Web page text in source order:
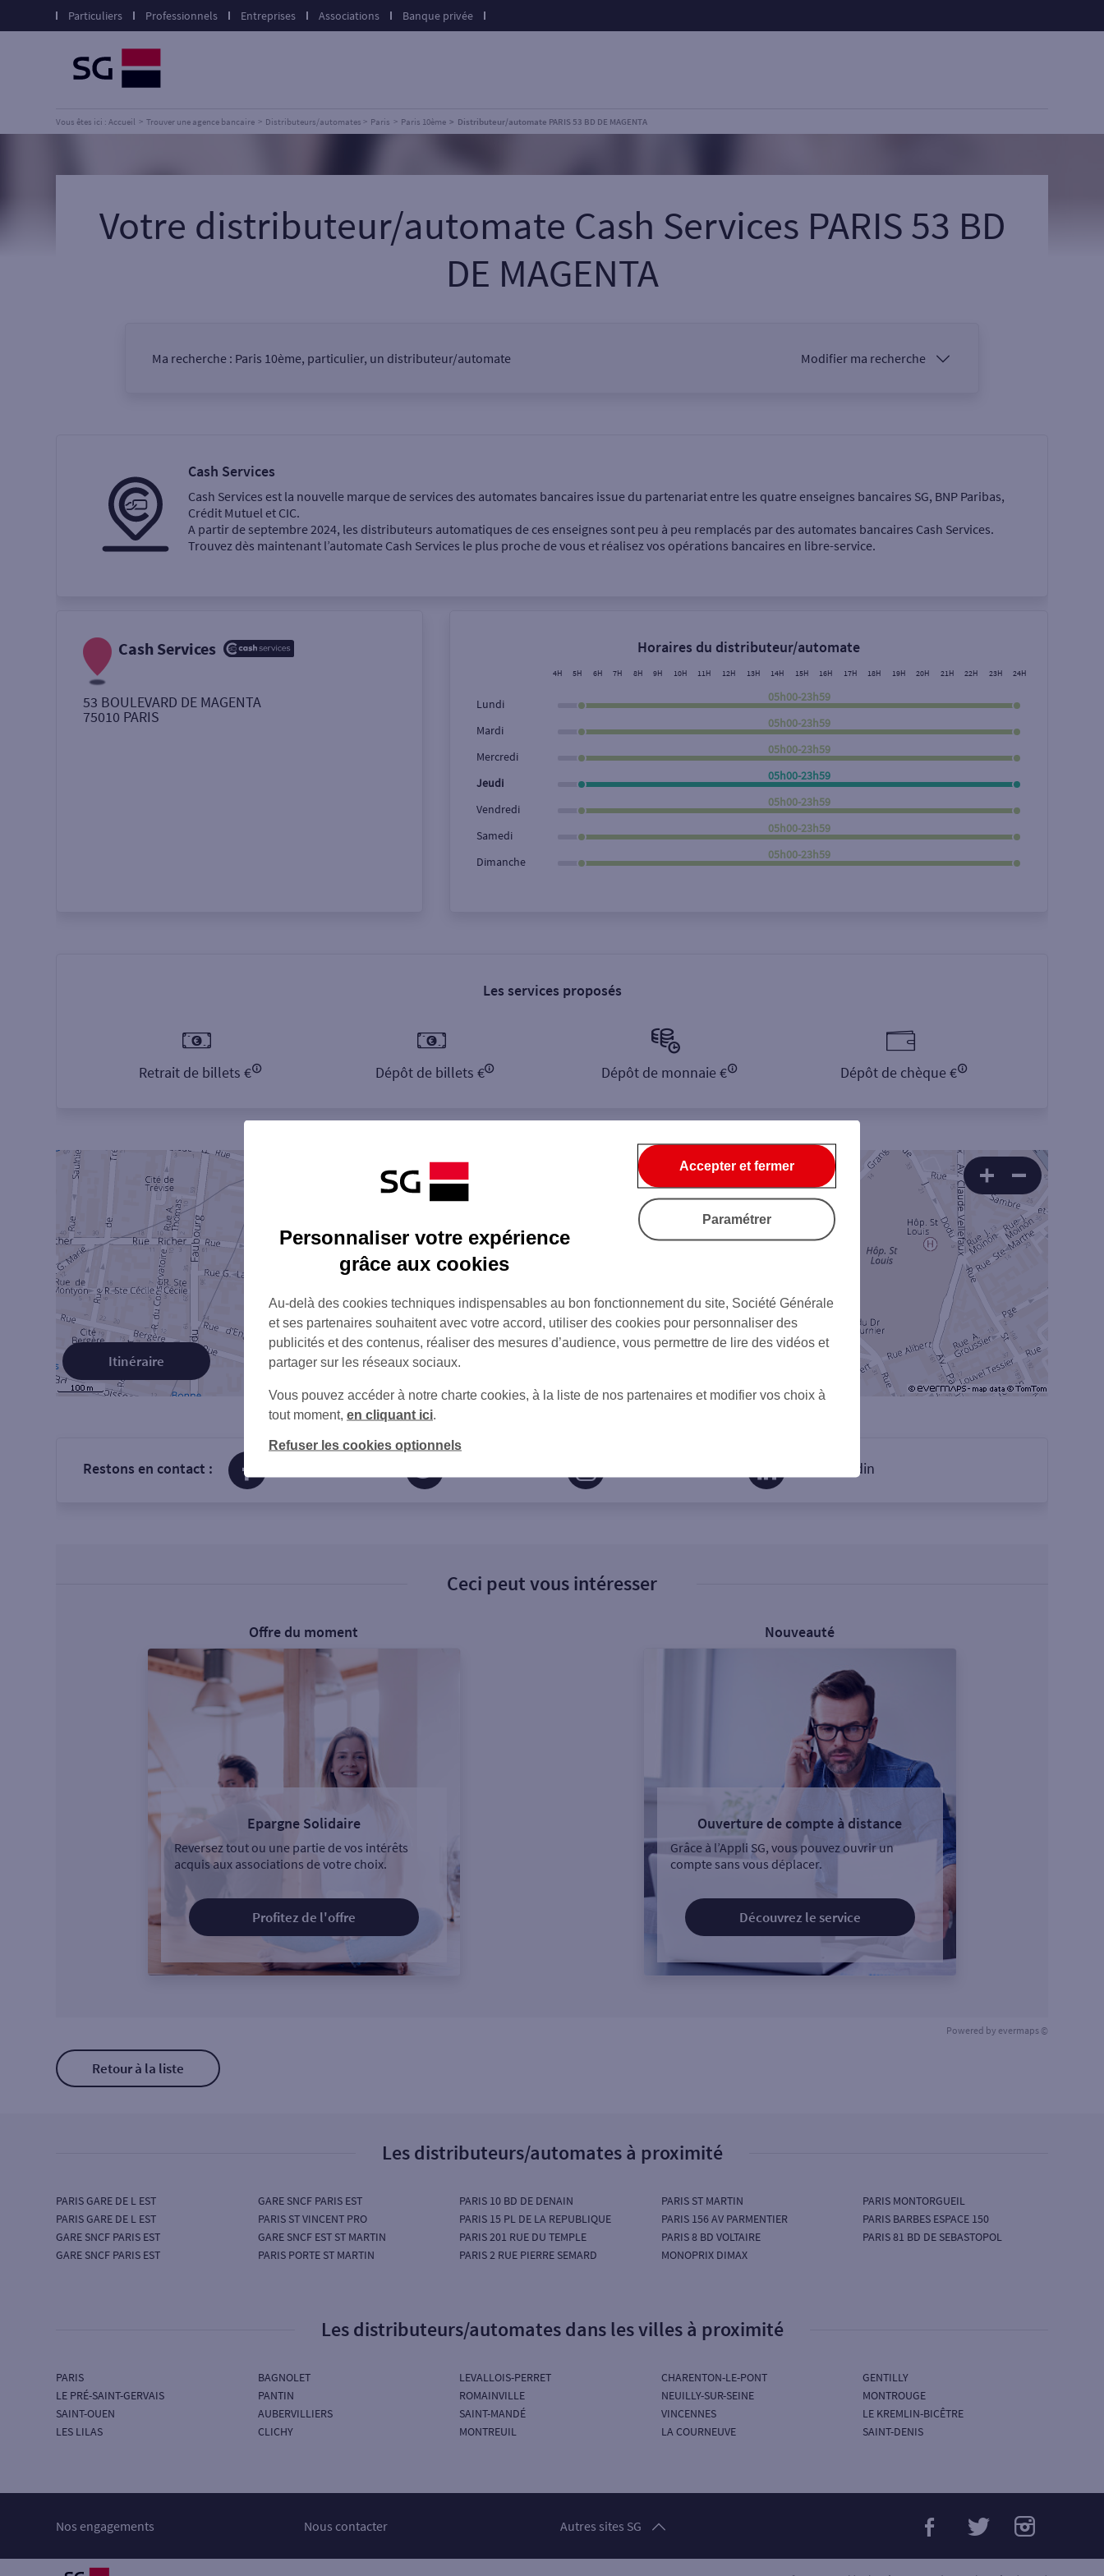
Particuliers Professionnels Entreprises Associations Banque privée
Vous êtes ici : Accueil Trouver une agence bancaire Distributeurs/automates Paris Paris 10ème Distributeur/automate PARIS 53 BD DE MAGENTA
Votre distributeur/automate Cash Services PARIS 53 BD
DE MAGENTA
Ma recherche : Paris 10ème, particulier, un distributeur/automate Modifier ma recherche
Ma recherche
Retrait de billets €
Retrait de monnaie €
Rue Rechercher
Cash Services
Cash Services est la nouvelle marque de services des automates bancaires issue du partenariat entre les quatre enseignes bancaires SG, BNP Paribas,
Crédit Mutuel et CIC.
A partir de septembre 2024, les distributeurs automatiques de ces enseignes sont peu à peu remplacés par des automates bancaires Cash Services.
Trouvez dès maintenant l’automate Cash Services le plus proche de vous et réalisez vos opérations bancaires en libre-service.
Cash Services
53 BOULEVARD DE MAGENTA
75010 PARIS
Horaires du distributeur/automate
4H 5H 6H 7H 8H 9H 10H 11H 12H 13H 14H 15H 16H 17H 18H 19H 20H 21H 22H 23H 24H
Lundi
05h00-23h59
Mardi
05h00-23h59
Mercredi
05h00-23h59
Jeudi
05h00-23h59
Vendredi
05h00-23h59
Samedi
05h00-23h59
Dimanche
05h00-23h59
Les services proposés
Retrait de billets € Dépôt de billets € Dépôt de monnaie € Dépôt de chèque €
Itinéraire
Restons en contact : sur Linkedin
Ceci peut vous intéresser
Offre du moment
Epargne Solidaire
Reversez tout ou une partie de vos intérêts
acquis aux associations de votre choix.
Profitez de l'offre
Nouveauté
Ouverture de compte à distance
Grâce à l’Appli SG, vous pouvez ouvrir un
compte sans vous déplacer.
Découvrez le service
Powered by evermaps ©
Retour à la liste
Les distributeurs/automates à proximité
PARIS GARE DE L EST
PARIS GARE DE L EST
GARE SNCF PARIS EST
GARE SNCF PARIS EST
GARE SNCF PARIS EST
PARIS ST VINCENT PRO
GARE SNCF EST ST MARTIN
PARIS PORTE ST MARTIN
PARIS 10 BD DE DENAIN
PARIS 15 PL DE LA REPUBLIQUE
PARIS 201 RUE DU TEMPLE
PARIS 2 RUE PIERRE SEMARD
PARIS ST MARTIN
PARIS 156 AV PARMENTIER
PARIS 8 BD VOLTAIRE
MONOPRIX DIMAX
PARIS MONTORGUEIL
PARIS BARBES ESPACE 150
PARIS 81 BD DE SEBASTOPOL
Les distributeurs/automates dans les villes à proximité
PARIS
LE PRÉ-SAINT-GERVAIS
SAINT-OUEN
LES LILAS
BAGNOLET
PANTIN
AUBERVILLIERS
CLICHY
LEVALLOIS-PERRET
ROMAINVILLE
SAINT-MANDÉ
MONTREUIL
CHARENTON-LE-PONT
NEUILLY-SUR-SEINE
VINCENNES
LA COURNEUVE
GENTILLY
MONTROUGE
LE KREMLIN-BICÊTRE
SAINT-DENIS
Nos engagements Nous contacter Autres sites SG
Personnaliser votre expérience
grâce aux cookies
Au-delà des cookies techniques indispensables au bon fonctionnement du site, Société Générale
et ses partenaires souhaitent avec votre accord, utiliser des cookies pour personnaliser des
publicités et des contenus, réaliser des mesures d’audience, vous permettre de lire des vidéos et
partager sur les réseaux sociaux.
Vous pouvez accéder à notre charte cookies, à la liste de nos partenaires et modifier vos choix à
tout moment, en cliquant ici
Refuser les cookies optionnels
Accepter et fermer
Paramétrer